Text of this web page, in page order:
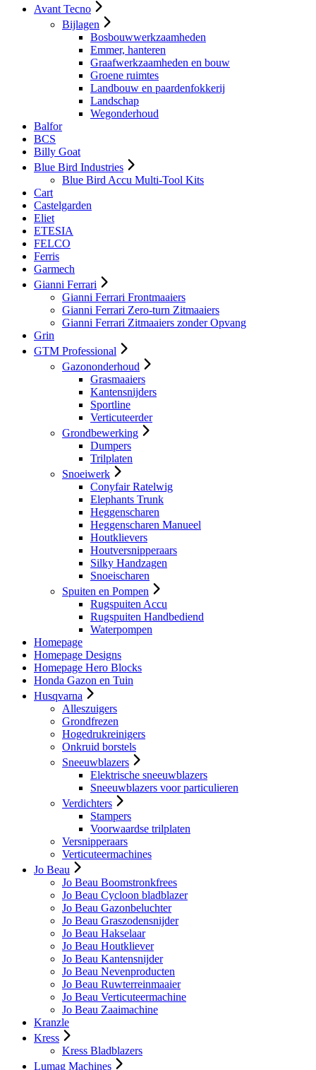
Avant Tecno
Bijlagen
Bosbouwwerkzaamheden
Emmer, hanteren
Graafwerkzaamheden en bouw
Groene ruimtes
Landbouw en paardenfokkerij
Landschap
Wegonderhoud
Balfor
BCS
Billy Goat
Blue Bird Industries
Blue Bird Accu Multi-Tool Kits
Cart
Castelgarden
Eliet
ETESIA
FELCO
Ferris
Garmech
Gianni Ferrari
Gianni Ferrari Frontmaaiers
Gianni Ferrari Zero-turn Zitmaaiers
Gianni Ferrari Zitmaaiers zonder Opvang
Grin
GTM Professional
Gazononderhoud
Grasmaaiers
Kantensnijders
Sportline
Verticuteerder
Grondbewerking
Dumpers
Trilplaten
Snoeiwerk
Conyfair Ratelwig
Elephants Trunk
Heggenscharen
Heggenscharen Manueel
Houtklievers
Houtversnipperaars
Silky Handzagen
Snoeischaren
Spuiten en Pompen
Rugspuiten Accu
Rugspuiten Handbediend
Waterpompen
Homepage
Homepage Designs
Homepage Hero Blocks
Honda Gazon en Tuin
Husqvarna
Alleszuigers
Grondfrezen
Hogedrukreinigers
Onkruid borstels
Sneeuwblazers
Elektrische sneeuwblazers
Sneeuwblazers voor particulieren
Verdichters
Stampers
Voorwaardse trilplaten
Versnipperaars
Verticuteermachines
Jo Beau
Jo Beau Boomstronkfrees
Jo Beau Cycloon bladblazer
Jo Beau Gazonbeluchter
Jo Beau Graszodensnijder
Jo Beau Hakselaar
Jo Beau Houtkliever
Jo Beau Kantensnijder
Jo Beau Nevenproducten
Jo Beau Ruwterreinmaaier
Jo Beau Verticuteermachine
Jo Beau Zaaimachine
Kranzle
Kress
Kress Bladblazers
Lumag Machines